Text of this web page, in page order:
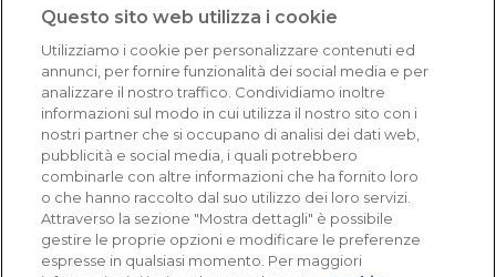
Eccellente (4,8)
Acquisti verificati
Questo sito web utilizza i cookie
Utilizziamo i cookie per personalizzare contenuti ed
annunci, per fornire funzionalità dei social media e per
analizzare il nostro traffico. Condividiamo inoltre
informazioni sul modo in cui utilizza il nostro sito con i
nostri partner che si occupano di analisi dei dati web,
pubblicità e social media, i quali potrebbero
combinarle con altre informazioni che ha fornito loro
o che hanno raccolto dal suo utilizzo dei loro servizi.
Attraverso la sezione "Mostra dettagli" è possibile
gestire le proprie opzioni e modificare le preferenze
espresse in qualsiasi momento. Per maggiori